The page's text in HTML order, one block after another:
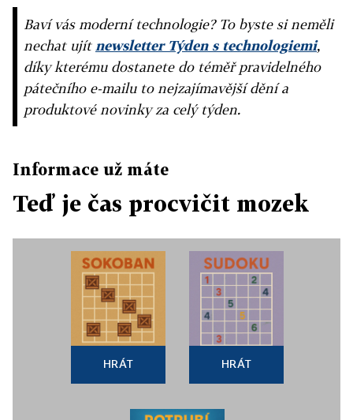
Baví vás moderní technologie? To byste si neměli
nechat ujít newsletter Týden s technologiemi,
díky kterému dostanete do téměř pravidelného
pátečního e-mailu to nejzajímavější dění a
produktové novinky za celý týden.
Informace už máte
Teď je čas procvičit mozek
HRÁT HRÁT